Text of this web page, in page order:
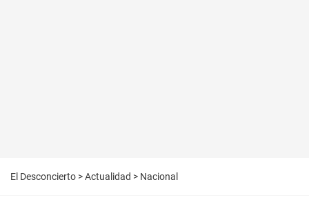
El Desconcierto >Actualidad > Nacional